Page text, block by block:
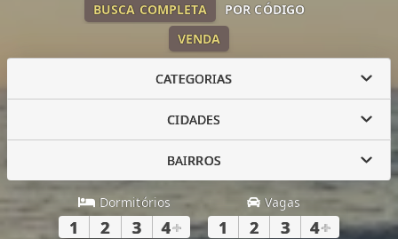
VENDA
BUSCA COMPLETA POR CÓDIGO
CATEGORIAS
CIDADES
BAIRROS
Dormitórios
1 2 3 4+
Vagas
1 2 3 4+